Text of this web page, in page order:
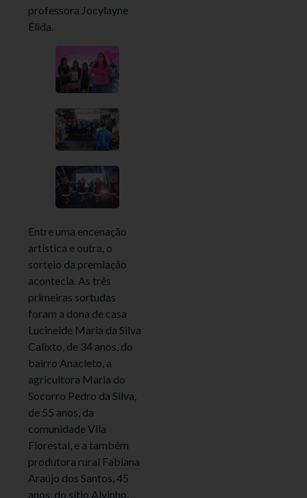
professora Jocylayne
Élida.
Entre uma encenação
artística e outra, o
sorteio da premiação
acontecia. As três
primeiras sortudas
foram a dona de casa
Lucineide Maria da Silva
Calixto, de 34 anos, do
bairro Anacleto, a
agricultora Maria do
Socorro Pedro da Silva,
de 55 anos, da
comunidade Vila
Florestal, e a também
produtora rural Fabiana
Araújo dos Santos, 45
anos, do sítio Alvinho.